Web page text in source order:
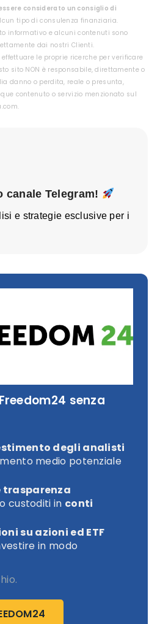
considerato un consiglio di
tipo di consulenza finanziaria.
informativo e alcuni contenuti sono
dai nostri Clienti.
le proprie ricerche per verificare
sito NON è responsabile, direttamente o
danno o perdita, reale o presunta,
contenuto o servizio menzionato sul
Telegram!
e strategie esclusive per i
senza
degli analisti
medio potenziale
trasparenza
custoditi in conti
su azioni ed ETF
in modo